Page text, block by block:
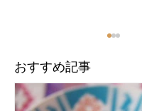
​おすすめ記事